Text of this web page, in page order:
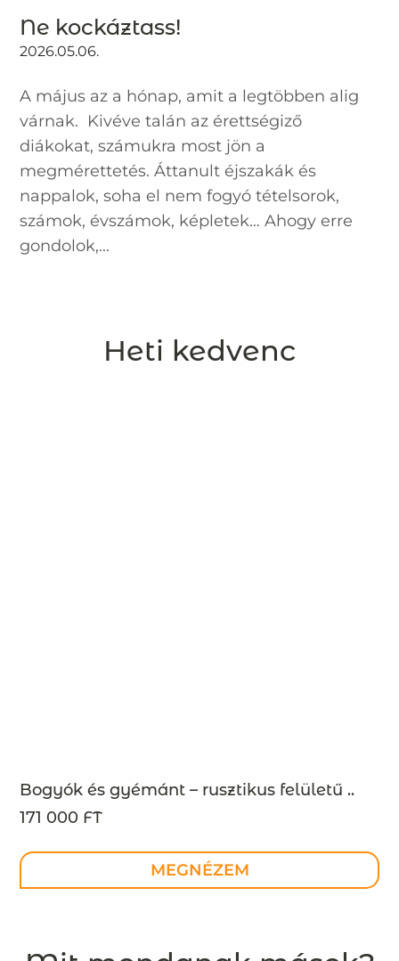
Ne kockáztass!
2026.05.06.
A május az a hónap, amit a legtöbben alig
várnak. Kivéve talán az érettségiző
diákokat, számukra most jön a
megmérettetés. Áttanult éjszakák és
nappalok, soha el nem fogyó tételsorok,
számok, évszámok, képletek… Ahogy erre
gondolok,...
Heti kedvenc
Bogyók és gyémánt – rusztikus felületű ..
171 000 FT
MEGNÉZEM